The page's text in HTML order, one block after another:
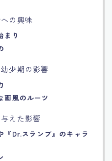
の興味
まり
少期の影響
画風のルーツ
えた影響
『Dr.スランプ』のキャラ